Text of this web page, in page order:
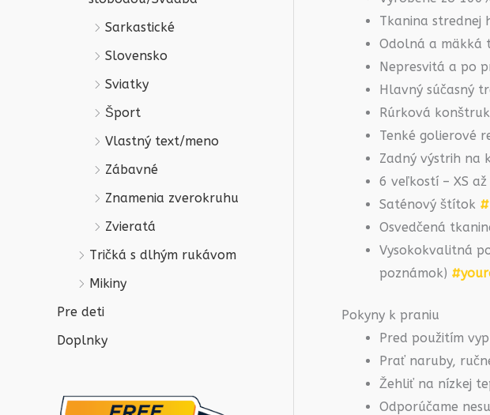
Sarkastické
Slovensko
Sviatky
Šport
Vlastný text/meno
Zábavné
Znamenia zverokruhu
Zvieratá
Tričká s dlhým rukávom
Mikiny
Pre deti
Doplnky
Tkanina strednej
Odolná a mäkká
Nepresvitá a po
Hlavný súčasný
Rúrková
Tenké golierové
Zadný výstrih na
6 veľkostí – XS
Saténový štítok
Osvedčená
Vysokokvalitná
poznámok)
Pokyny k praniu
Pred použitím
Prať naruby,
Žehliť na nízkej
Odporúčame